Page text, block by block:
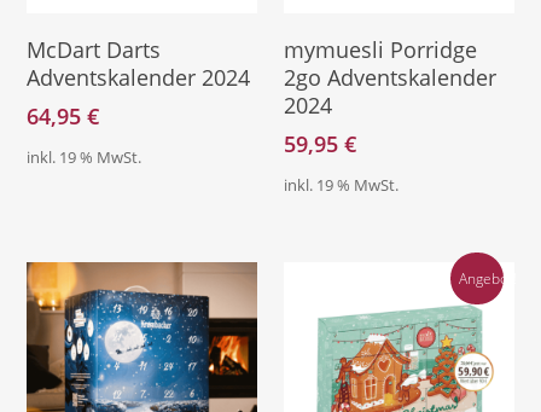
McDart Darts
Adventskalender 2024
64,95€
inkl. 19 % MwSt.
mymuesli Porridge
2go Adventskalender
2024
59,95€
inkl. 19 % MwSt.
Angebot!